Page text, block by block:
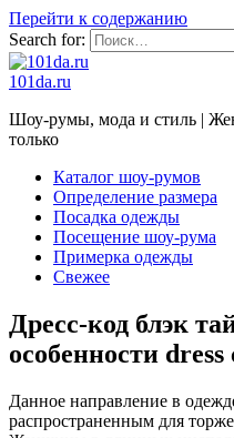
Перейти к содержанию
Search for:
101da.ru
Шоу-румы, мода и стиль |
только
Каталог шоу-румов
Определение размера
Посадка одежды
Посещение шоу-рума
Примерка одежды
Свежее
Дресс-код блэк
особенности
Данное направление в
распространенным для